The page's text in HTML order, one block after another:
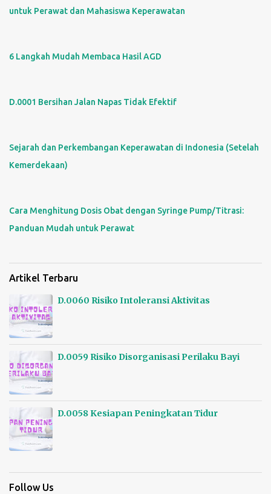
untuk Perawat dan Mahasiswa Keperawatan
6 Langkah Mudah Membaca Hasil AGD
D.0001 Bersihan Jalan Napas Tidak Efektif
Sejarah dan Perkembangan Keperawatan di Indonesia (Setelah
Kemerdekaan)
Cara Menghitung Dosis Obat dengan Syringe Pump/Titrasi:
Panduan Mudah untuk Perawat
Artikel Terbaru
D.0060 Risiko Intoleransi Aktivitas
D.0059 Risiko Disorganisasi Perilaku Bayi
D.0058 Kesiapan Peningkatan Tidur
Follow Us